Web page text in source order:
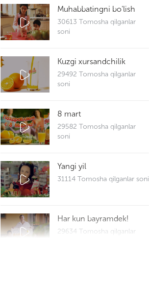
Muhabbatingni bo'lish
30613 Tomosha qilganlar
soni
Kuzgi xursandchilik
29492 Tomosha qilganlar
soni
8 mart
29582 Tomosha qilganlar
soni
Yangi yil
31114 Tomosha qilganlar soni
Har kun bayramdek!
29634 Tomosha qilganlar